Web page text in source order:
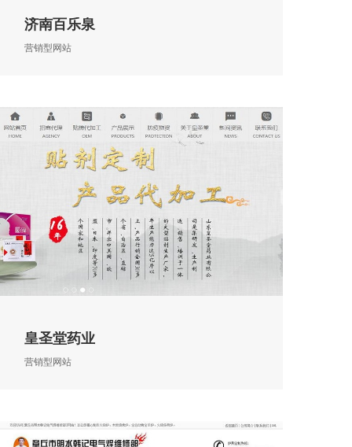
济南百乐泉
营销型网站
皇圣堂药业
营销型网站